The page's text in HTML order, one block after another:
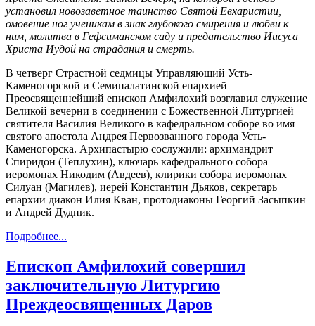
установил новозаветное таинство Святой Евхаристии,
омовение ног ученикам в знак глубокого смирения и любви к
ним, молитва в Гефсиманском саду и предательство Иисуса
Христа Иудой на страдания и смерть.
В четверг Страстной седмицы Управляющий Усть-
Каменогорской и Семипалатинской епархией
Преосвященнейший епископ Амфилохий возглавил служение
Великой вечерни в соединении с Божественной Литургией
святителя Василия Великого в кафедральном соборе во имя
святого апостола Андрея Первозванного города Усть-
Каменогорска. Архипастырю сослужили: архимандрит
Спиридон (Теплухин), ключарь кафедрального собора
иеромонах Никодим (Авдеев), клирики собора иеромонах
Силуан (Магилев), иерей Константин Дьяков, секретарь
епархии диакон Илия Кван, протодиаконы Георгий Засыпкин
и Андрей Дудник.
Подробнее...
Епископ Амфилохий совершил
заключительную Литургию
Преждеосвященных Даров